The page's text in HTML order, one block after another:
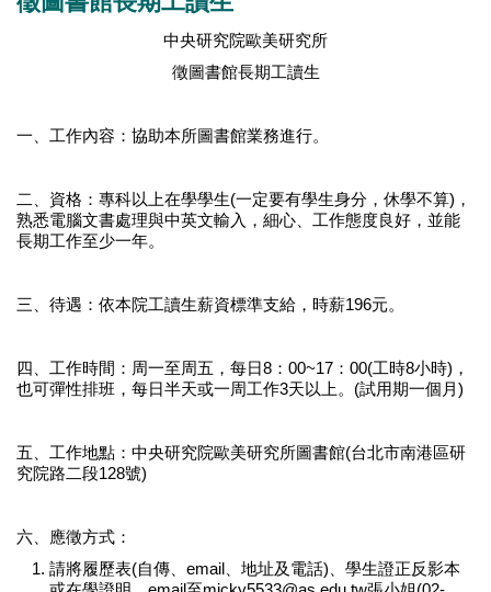
中央研究院歐美研究所
徵圖書館長期工讀生
一、工作內容：協助本所圖書館業務進行。
二、資格：專科以上在學學生(一定要有學生身分，休學不算)，
熟悉電腦文書處理與中英文輸入，細心、工作態度良好，並能
長期工作至少一年。
三、待遇：依本院工讀生薪資標準支給，時薪196元。
四、工作時間：周一至周五，每日8：00~17：00(工時8小時)，
也可彈性排班，每日半天或一周工作3天以上。(試用期一個月)
五、工作地點：中央研究院歐美研究所圖書館(台北市南港區研
究院路二段128號)
六、應徵方式：
請將履歷表(自傳、email、地址及電話)、學生證正反影本